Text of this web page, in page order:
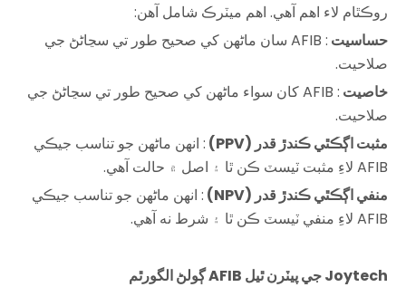
روڪٿام لاء اهم آهي. اهم ميٽرڪ شامل آهن:
حساسيت
: AFIB سان ماڻهن کي صحيح طور تي سڃاڻڻ جي
صلاحيت.
خاصيت
: AFIB کان سواء ماڻهن کي صحيح طور تي سڃاڻڻ جي
صلاحيت.
مثبت اڳڪٿي ڪندڙ قدر (PPV)
: انهن ماڻهن جو تناسب جيڪي
AFIB لاءِ مثبت ٽيسٽ ڪن ٿا ۽ اصل ۾ حالت آهي.
منفي اڳڪٿي ڪندڙ قدر (NPV)
: انهن ماڻهن جو تناسب جيڪي
AFIB لاءِ منفي ٽيسٽ ڪن ٿا ۽ شرط نه آهي.
Joytech جي پيٽرن ٿيل AFIB ڳولڻ الگورٿم